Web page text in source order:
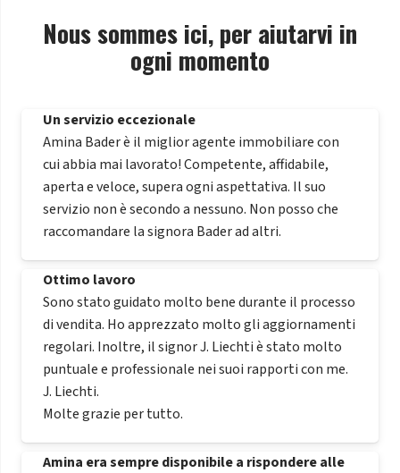
Nous sommes ici, per aiutarvi in
ogni momento
Un servizio eccezionale
Amina Bader è il miglior agente immobiliare con
cui abbia mai lavorato! Competente, affidabile,
aperta e veloce, supera ogni aspettativa. Il suo
servizio non è secondo a nessuno. Non posso che
raccomandare la signora Bader ad altri.
Ottimo lavoro
Sono stato guidato molto bene durante il processo
di vendita. Ho apprezzato molto gli aggiornamenti
regolari. Inoltre, il signor J. Liechti è stato molto
puntuale e professionale nei suoi rapporti con me.
J. Liechti.
Molte grazie per tutto.
Amina era sempre disponibile a rispondere alle